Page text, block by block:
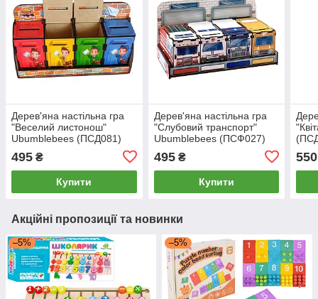
Дерев'яна настільна гра
"Веселий листонош"
Ubumblebees (ПСД081)
PSD081 сортер-комодик
495 ₴
Купити
Дерев'яна настільна гра
"Слубовий транспорт"
Ubumblebees (ПСФ027)
PSF027 сортер-комодик
495₴
Купити
550
Акційні пропозиції та новинки
–5% –5%